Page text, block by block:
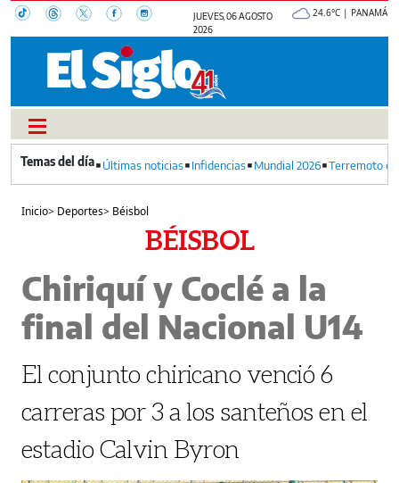
JUEVES, 06 AGOSTO
2026
24.6°C | PANAMÁ
Últimas noticias Infidencias Mundial 2026 Terremoto
Inicio> Deportes> Béisbol
BÉISBOL
Chiriquí y Coclé a la
final del Nacional U14
El conjunto chiricano venció 6
carreras por 3 a los santeños en el
estadio Calvin Byron